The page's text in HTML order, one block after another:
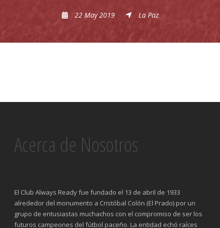
22 May 2019 La Paz
Acerca de Nosotros
El Club Always Ready fue fundado el 13 de abril de 1933
alrededor del monumento a Cristóbal Colón (El Prado) por un
grupo de entusiastas muchachos con el compromiso de ser los
futuros campeones del fútbol paceño. La entidad echó raíces